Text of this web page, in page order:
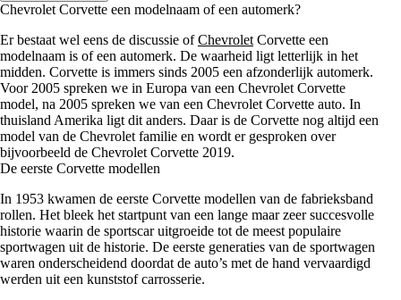
Chevrolet Corvette een modelnaam of een automerk?
Er bestaat wel eens de discussie ofChevrolet Corvette een
modelnaam is of een automerk. De waarheid ligt letterlijk in het
midden. Corvette is immers sinds 2005 een afzonderlijk automerk.
Voor 2005 spreken we in Europa van een Chevrolet Corvette
model, na 2005 spreken we van een Chevrolet Corvette auto. In
thuisland Amerika ligt dit anders. Daar is de Corvette nog altijd een
model van de Chevrolet familie en wordt er gesproken over
bijvoorbeeld de Chevrolet Corvette 2019.
De eerste Corvette modellen
In 1953 kwamen de eerste Corvette modellen van de fabrieksband
rollen. Het bleek het startpunt van een lange maar zeer succesvolle
historie waarin de sportscar uitgroeide tot de meest populaire
sportwagen uit de historie. De eerste generaties van de sportwagen
waren onderscheidend doordat de auto’s met de hand vervaardigd
werden uit een kunststof carrosserie.